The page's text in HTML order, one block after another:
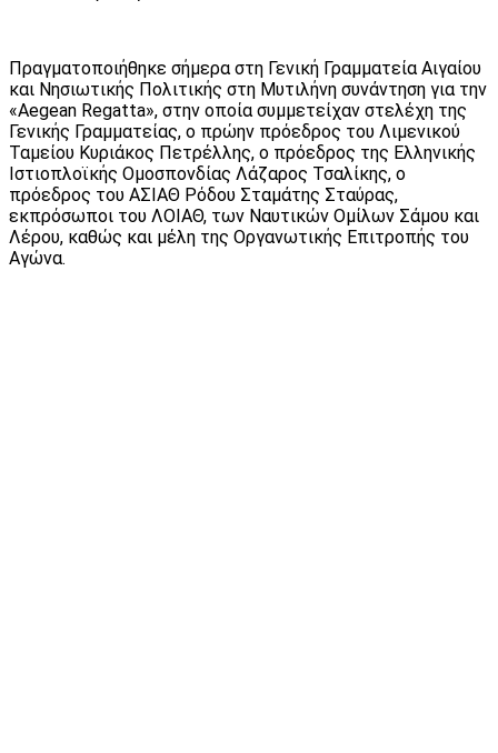
Πραγματοποιήθηκε σήμερα στη Γενική Γραμματεία Αιγαίου
και Νησιωτικής Πολιτικής στη Μυτιλήνη συνάντηση για την
«Aegean Regatta», στην οποία συμμετείχαν στελέχη της
Γενικής Γραμματείας, ο πρώην πρόεδρος του Λιμενικού
Ταμείου Κυριάκος Πετρέλλης, ο πρόεδρος της Ελληνικής
Ιστιοπλοϊκής Ομοσπονδίας Λάζαρος Τσαλίκης, ο
πρόεδρος του ΑΣΙΑΘ Ρόδου Σταμάτης Σταύρας,
εκπρόσωποι του ΛΟΙΑΘ, των Ναυτικών Ομίλων Σάμου και
Λέρου, καθώς και μέλη της Οργανωτικής Επιτροπής του
Αγώνα.